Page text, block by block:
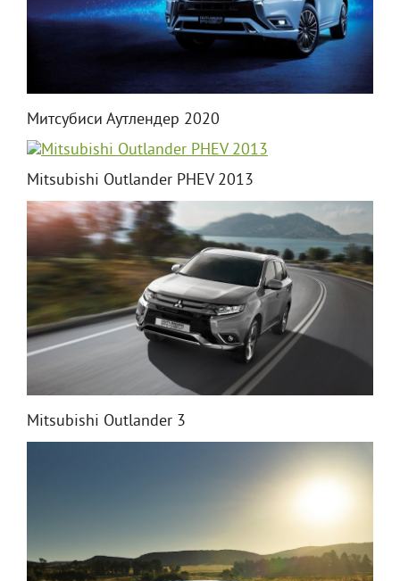
Митсубиси Аутлендер 2020
Mitsubishi Outlander PHEV 2013
Mitsubishi Outlander 3